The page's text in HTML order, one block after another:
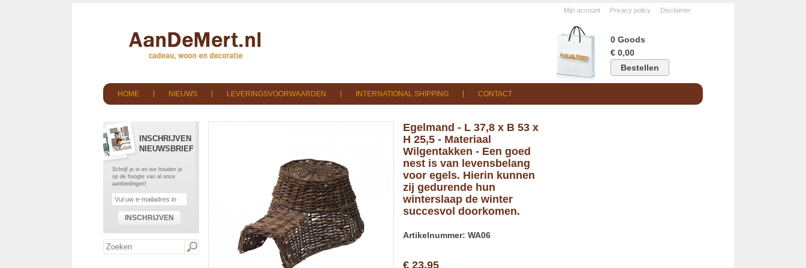
Mijn account Privacy policy Disclaimer
0 Goods
€ 0,00
Bestellen
HOME NIEUWS LEVERINGSVOORWAARDEN INTERNATIONAL SHIPPING CONTACT
INSCHRIJVEN
NIEUWSBRIEF
Schrijf je in en we houden je
op de hoogte van al onze
aanbiedingen!
INSCHRIJVEN
Egelmand - L 37,8 x B 53 x
H 25,5 - Materiaal
Wilgentakken - Een goed
nest is van levensbelang
voor egels. Hierin kunnen
zij gedurende hun
winterslaap de winter
succesvol doorkomen.
Artikelnummer: WA06
€ 23,95